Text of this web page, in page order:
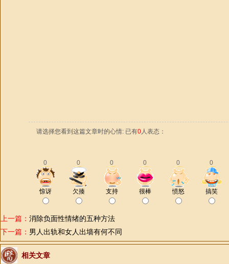
请选择您看到这篇文章时的心情: 已有0人表态：
0 0 0 0 0 0
惊讶 欠揍 支持 很棒 愤怒 搞笑
上一篇： 消除负面性情绪的五种方法
下一篇： 男人出轨和女人出墙有何不同
相关文章